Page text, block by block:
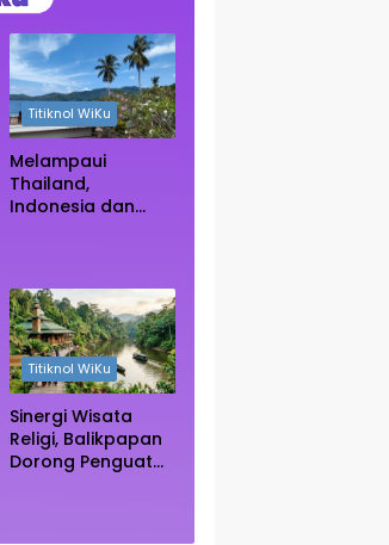
Titiknol WiKu
Melampaui
Thailand,
Indonesia dan
Titiknol WiKu
Sinergi Wisata
Religi, Balikpapan
Dorong Penguatan